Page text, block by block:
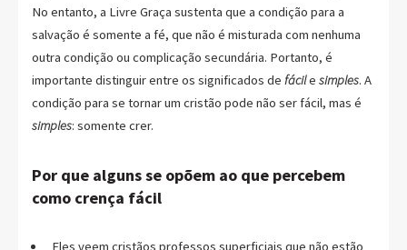
No entanto, a Livre Graça sustenta que a condição para a
salvação é somente a fé, que não é misturada com nenhuma
outra condição ou complicação secundária. Portanto, é
importante distinguir entre os significados de fácile simples. A
condição para se tornar um cristão pode não ser fácil, mas é
simples: somente crer.
Por que alguns se opõem ao que percebem
como crença fácil
Eles veem cristãos professos superficiais que não estão